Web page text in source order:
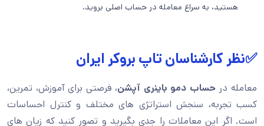
هستید، به سراغ معامله در حساب اصلی بروید.
✅نظر کارشناسان تاپ بروکر ایران
معامله درحساب دمو باینری آپشن، فرصتی برای آموزش، تمرین،
کسب تجربه، سنجش استراتژی های مختلف و کنترل احساسات
است. اگر این معاملات را جدی بگیرید و تصور کنید که زیان های